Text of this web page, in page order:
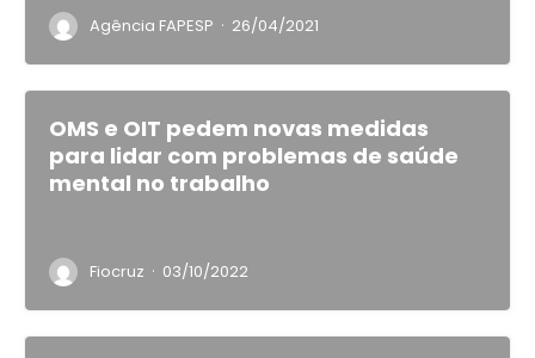
Agência FAPESP · 26/04/2021
OMS e OIT pedem novas medidas
para lidar com problemas de saúde
mental no trabalho
Fiocruz · 03/10/2022